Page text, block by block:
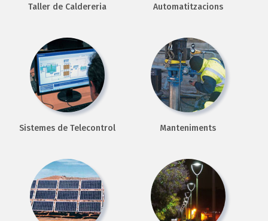
Taller de Caldereria
Automatitzacions
Sistemes de Telecontrol Manteniments